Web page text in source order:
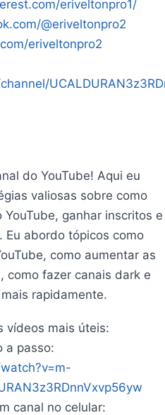
eriveltonpro1/
@eriveltonpro2
eriveltonpro2
do YouTube! Aqui eu
valiosas sobre como
ganhar inscritos e
Eu abordo tópicos como
como aumentar as
como fazer canais dark e
rapidamente.
vídeos mais úteis:
a passo:
canal no celular: